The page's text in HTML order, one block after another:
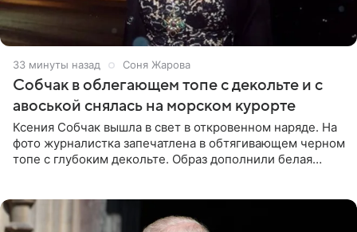
33 минуты назад Соня Жарова
Собчак в облегающем топе с декольте и с
авоськой снялась на морском курорте
Ксения Собчак вышла в свет в откровенном наряде. На
фото журналистка запечатлена в обтягивающем черном
топе с глубоким декольте. Образ дополнили белая